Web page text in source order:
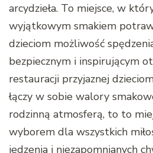
arcydzieła. To miejsce, w
wyjątkowym smakiem
dzieciom możliwość
bezpiecznym i inspirującym
restauracji przyjaznej
łączy w sobie walory
rodzinną atmosferą, to to
wyborem dla wszystkich
jedzenia i niezapomnianych